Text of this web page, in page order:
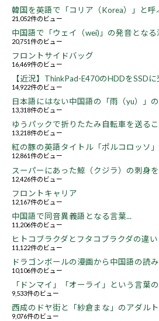
韓国を英語で「コリア（Korea）」と呼
21,052件のビュー
中国語で「ウェイ（wei)」の発音となる
20,751件のビュー
フロントサイドバッグ
16,469件のビュー
【近況】ThinkPad-E470のHDDをSSD
14,922件のビュー
日本語にはない中国語の「雨（yu）」
13,318件のビュー
ゆうパックで折りたたみ自転車を送る
13,218件のビュー
紅の豚の英語タイトル「ポルコロッソ
12,861件のビュー
スーパーにあった鯨（クジラ）の刺身
12,426件のビュー
フロントキャリア
12,167件のビュー
中国語で同音異義語となる言葉...
11,206件のビュー
ヒトコブラクダとフタコブラクダの違い
11,122件のビュー
ドラゴンボールの漫画から中国語の読
10,106件のビュー
「ドンマイ」「オーライ」という言葉
9,533件のビュー
西成のドヤ街と「紗倉まな」のアダル
9,076件のビュー